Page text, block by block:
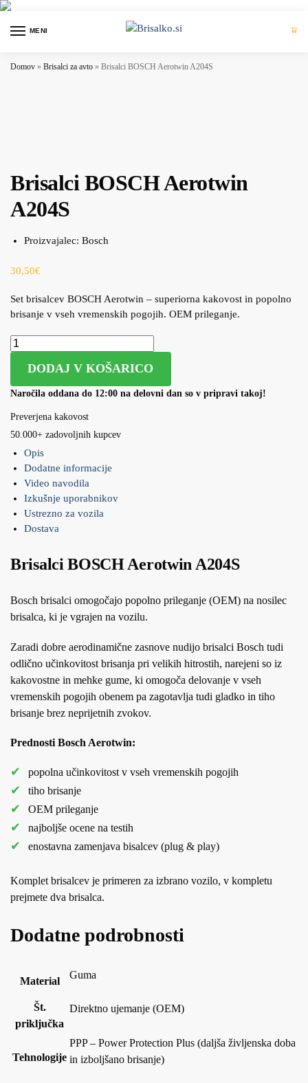
MENI
Domov » Brisalci za avto » Brisalci BOSCH Aerotwin A204S
Brisalci BOSCH Aerotwin
A204S
Proizvajalec: Bosch
30,50€
Set brisalcev BOSCH Aerotwin – superiorna kakovost in popolno
brisanje v vseh vremenskih pogojih. OEM prileganje.
DODAJ V KOŠARICO
Naročila oddana do 12:00 na delovni dan so v pripravi takoj!
Preverjena kakovost
50.000+ zadovoljnih kupcev
Opis
Dodatne informacije
Video navodila
Izkušnje uporabnikov
Ustrezno za vozila
Dostava
Brisalci BOSCH Aerotwin A204S
Bosch brisalci omogočajo popolno prileganje (OEM) na nosilec
brisalca, ki je vgrajen na vozilu.
Zaradi dobre aerodinamične zasnove nudijo brisalci Bosch tudi
odlično učinkovitost brisanja pri velikih hitrostih, narejeni so iz
kakovostne in mehke gume, ki omogoča delovanje v vseh
vremenskih pogojih obenem pa zagotavlja tudi gladko in tiho
brisanje brez neprijetnih zvokov.
Prednosti Bosch Aerotwin:
popolna učinkovitost v vseh vremenskih pogojih
tiho brisanje
OEM prileganje
najboljše ocene na testih
enostavna zamenjava bisalcev (plug & play)
Komplet brisalcev je primeren za izbrano vozilo, v kompletu
prejmete dva brisalca.
Dodatne podrobnosti
Material
Guma
Št.
priključka
Direktno ujemanje (OEM)
Tehnologije
PPP – Power Protection Plus (daljša življenska doba
in izboljšano brisanje)